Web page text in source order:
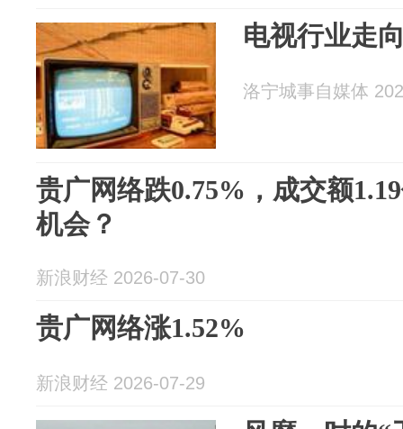
电视行业走
洛宁城事自媒体
贵广网络跌0.75%，成交额
机会？
新浪财经 2026-07-30
贵广网络涨1.52%
新浪财经 2026-07-29